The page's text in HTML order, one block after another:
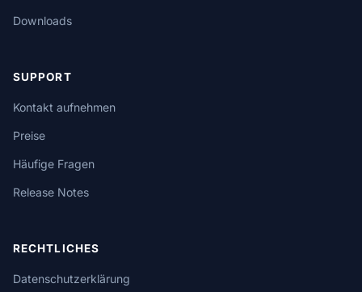
Downloads
SUPPORT
Kontakt aufnehmen
Preise
Häufige Fragen
Release Notes
RECHTLICHES
Datenschutzerklärung